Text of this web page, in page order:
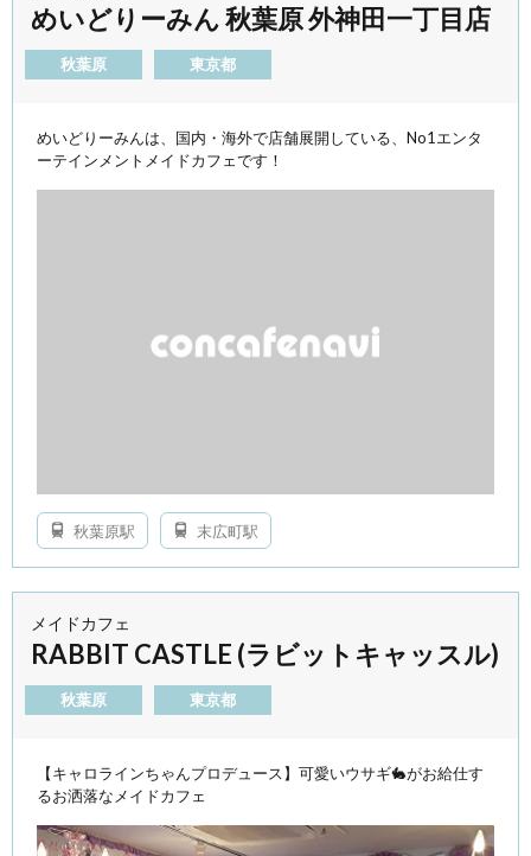
めいどりーみん 秋葉原 外神田一丁目店
秋葉原 東京都
めいどりーみんは、国内・海外で店舗展開している、No1エンタ
ーテインメントメイドカフェです！
秋葉原駅 末広町駅
メイドカフェ
RABBIT CASTLE (ラビットキャッスル)
秋葉原 東京都
【キャロラインちゃんプロデュース】可愛いウサギ🐇がお給仕す
るお洒落なメイドカフェ